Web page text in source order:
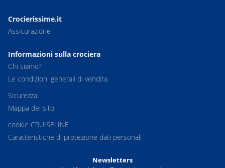
Crocierissime.it
Assicurazione
Informazioni sulla crociera
Chi siamo?
Le condizioni generali di vendita
Sicurezza
Mappa del sito
cookie CRUISELINE
Caratteristiche di protezione dati personali
Newsletters